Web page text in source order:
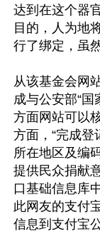
达到在这个器
目的，人为地
行了绑定，虽
从该基金会网
成与公安部“
方面网站可以
方面，“完成登
所在地区及编
提供民众捐献
口基础信息库
此网友的支付
信息到支付宝